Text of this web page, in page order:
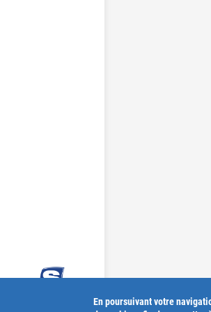
En poursuivant votre